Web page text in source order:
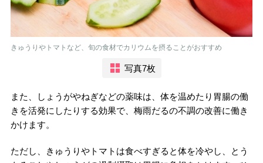
きゅうりやトマトなど、旬の食材でカリウムを摂ることがおすすめ
写真7枚
また、しょうがやねぎなどの薬味は、体を温めたり胃腸の働
きを活発にしたりする効果で、梅雨だるの不調の改善に働き
かけます。
ただし、きゅうりやトマトは食べすぎると体を冷やし、とう